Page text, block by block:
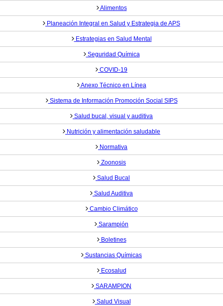
Alimentos
Planeación Integral en Salud y Estrategia de APS
Estrategias en Salud Mental
Seguridad Química
COVID-19
Anexo Técnico en Línea
Sistema de Información Promoción Social SIPS
Salud bucal, visual y auditiva
Nutrición y alimentación saludable
Normativa
Zoonosis
Salud Bucal
Salud Auditiva
Cambio Climático
Sarampión
Boletines
Sustancias Químicas
Ecosalud
SARAMPION
Salud Visual